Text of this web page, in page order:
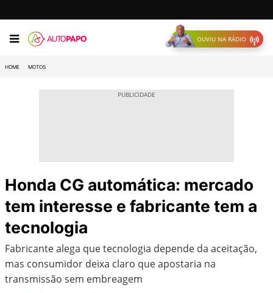
OUVIU NA RÁDIO
HOME MOTOS
Honda CG automática: mercado
tem interesse e fabricante tem a
tecnologia
Fabricante alega que tecnologia depende da aceitação,
mas consumidor deixa claro que apostaria na
transmissão sem embreagem